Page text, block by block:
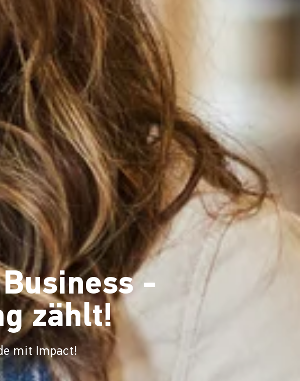
-
zählt!
mit Impact!